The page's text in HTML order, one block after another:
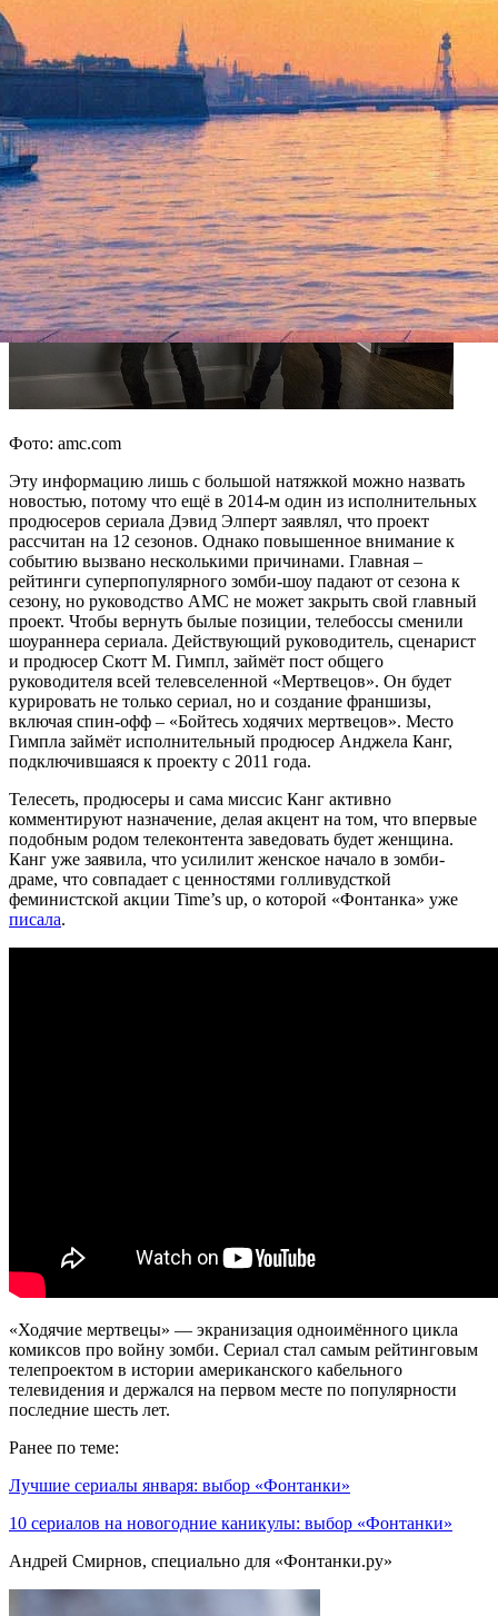
Американская кабельная телесеть AMC продлила зомби-
блокбастер «Ходячие мертвецы» на девятый сезон. Об этом
сообщили американские СМИ со ссылкой на AMC. Премьера
состоится в конце осени 2018-го.
Фото: amc.com
Эту информацию лишь с большой натяжкой можно назвать
новостью, потому что ещё в 2014-м один из исполнительных
продюсеров сериала Дэвид Элперт заявлял, что проект
рассчитан на 12 сезонов. Однако повышенное внимание к
событию вызвано несколькими причинами. Главная –
рейтинги суперпопулярного зомби-шоу падают от сезона к
сезону, но руководство АМС не может закрыть свой главный
проект. Чтобы вернуть былые позиции, телебоссы сменили
шоураннера сериала. Действующий руководитель, сценарист
и продюсер Скотт М. Гимпл, займёт пост общего
руководителя всей телевселенной «Мертвецов». Он будет
курировать не только сериал, но и создание франшизы,
включая спин-офф – «Бойтесь ходячих мертвецов». Место
Гимпла займёт исполнительный продюсер Анджела Канг,
подключившаяся к проекту с 2011 года.
Телесеть, продюсеры и сама миссис Канг активно
комментируют назначение, делая акцент на том, что впервые
подобным родом телеконтента заведовать будет женщина.
Канг уже заявила, что усилилит женское начало в зомби-
драме, что совпадает с ценностями голливудсткой
феминистской акции Time’s up, о которой «Фонтанка» уже
писала.
«Ходячие мертвецы» — экранизация одноимённого цикла
комиксов про войну зомби. Сериал стал самым рейтинговым
телепроектом в истории американского кабельного
телевидения и держался на первом месте по популярности
последние шесть лет.
Ранее по теме:
Лучшие сериалы января: выбор «Фонтанки»
10 сериалов на новогодние каникулы: выбор «Фонтанки»
Андрей Смирнов, специально для «Фонтанки.ру»